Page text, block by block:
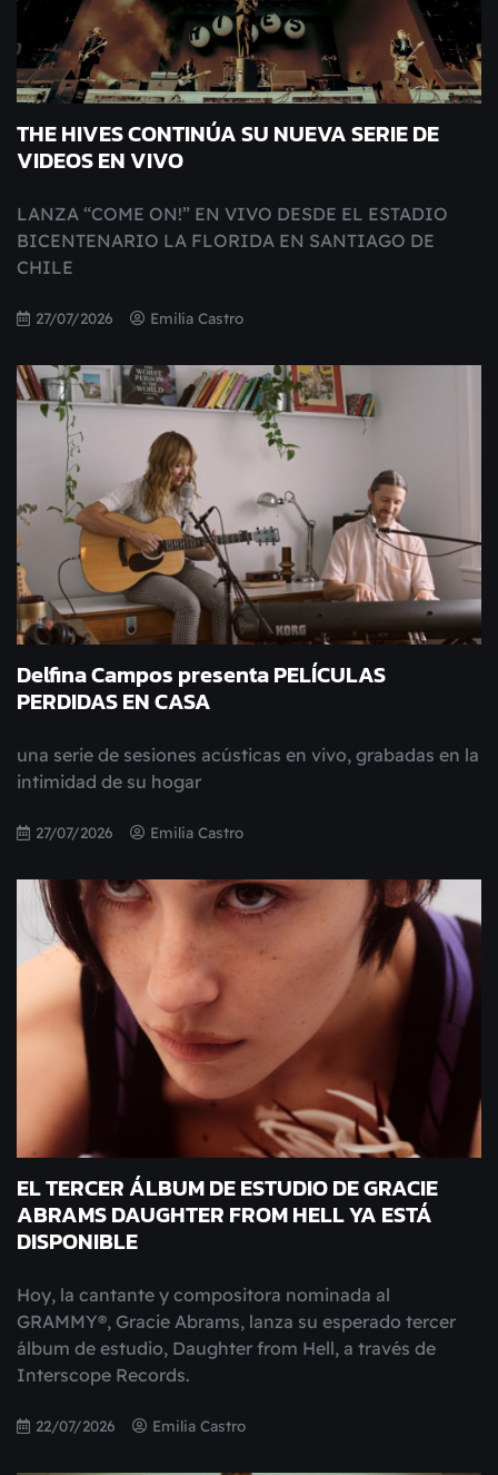
THE HIVES CONTINÚA SU NUEVA SERIE DE
VIDEOS EN VIVO
LANZA “COME ON!” EN VIVO DESDE EL ESTADIO
BICENTENARIO LA FLORIDA EN SANTIAGO DE
CHILE
27/07/2026 Emilia Castro
Delfina Campos presenta PELÍCULAS
PERDIDAS EN CASA
una serie de sesiones acústicas en vivo, grabadas en la
intimidad de su hogar
27/07/2026 Emilia Castro
EL TERCER ÁLBUM DE ESTUDIO DE GRACIE
ABRAMS DAUGHTER FROM HELL YA ESTÁ
DISPONIBLE
Hoy, la cantante y compositora nominada al
GRAMMY®, Gracie Abrams, lanza su esperado tercer
álbum de estudio, Daughter from Hell, a través de
Interscope Records.
22/07/2026 Emilia Castro